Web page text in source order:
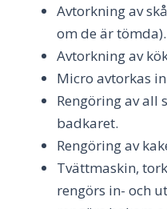
Avtorkning av
om de är tömda).
Avtorkning av
Micro avtorkas
Rengöring av all
badkaret.
Rengöring av
Tvättmaskin,
rengörs in- och